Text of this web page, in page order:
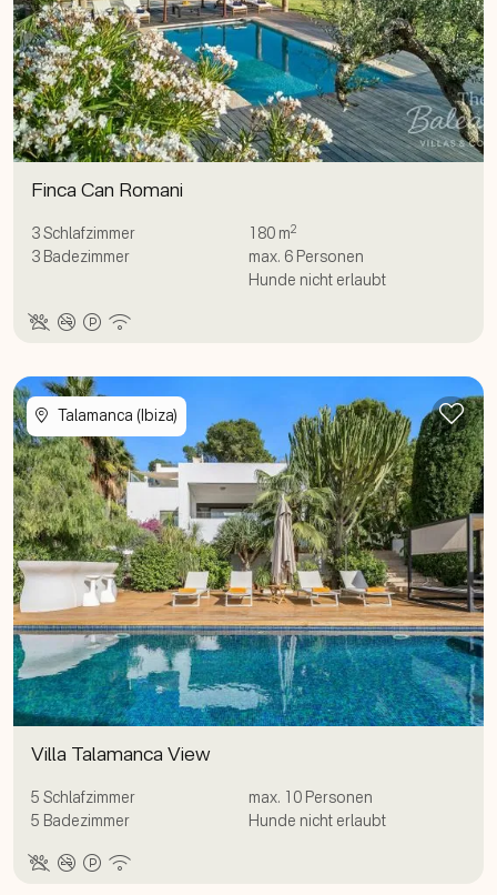
Finca Can Romani
3 Schlafzimmer
3 Badezimmer
180 m2
max. 6 Personen
Hunde nicht erlaubt
Talamanca (Ibiza)
Villa Talamanca View
5 Schlafzimmer
5 Badezimmer
max. 10 Personen
Hunde nicht erlaubt